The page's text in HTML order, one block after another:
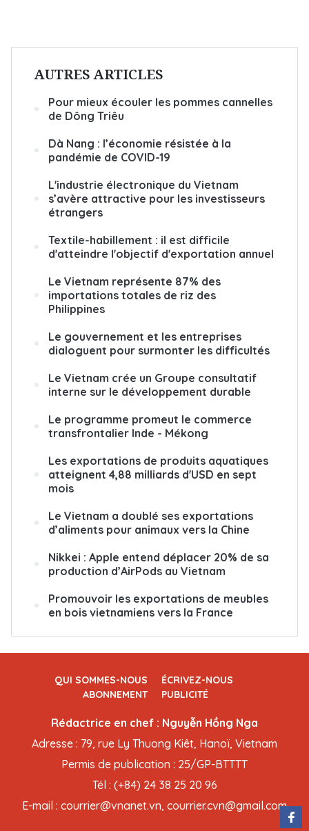
AUTRES ARTICLES
Pour mieux écouler les pommes cannelles
de Dông Triêu
Dà Nang : l’économie résistée à la
pandémie de COVID-19
L'industrie électronique du Vietnam
s’avère attractive pour les investisseurs
étrangers
Textile-habillement : il est difficile
d'atteindre l'objectif d'exportation annuel
Le Vietnam représente 87% des
importations totales de riz des
Philippines
Le gouvernement et les entreprises
dialoguent pour surmonter les difficultés
Le Vietnam crée un Groupe consultatif
interne sur le développement durable
Le programme promeut le commerce
transfrontalier Inde - Mékong
Les exportations de produits aquatiques
atteignent 4,88 milliards d'USD en sept
mois
Le Vietnam a doublé ses exportations
d’aliments pour animaux vers la Chine
Nikkei : Apple entend déplacer 20% de sa
production d’AirPods au Vietnam
Promouvoir les exportations de meubles
en bois vietnamiens vers la France
QUI SOMMES-NOUS
ÉCRIVEZ-NOUS
ABONNEMENT
PUBLICITÉ
Rédactrice en chef : Nguyễn Hồng Nga
Adresse : 79, rue Ly Thuong Kiêt, Hanoï, Vietnam
Permis de publication : 25/GP-BTTTT
Tél : (+84) 24 38 25 20 96
E-mail : courrier@vnanet.vn, courrier.cvn@gmail.com